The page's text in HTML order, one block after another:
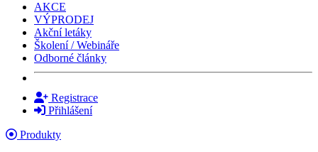
AKCE
VÝPRODEJ
Akční letáky
Školení / Webináře
Odborné články
Registrace
Přihlášení
Produkty